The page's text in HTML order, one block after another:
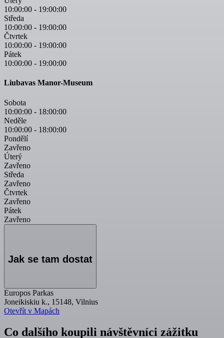
10:00:00 - 19:00:00
Středa
10:00:00 - 19:00:00
Čtvrtek
10:00:00 - 19:00:00
Pátek
10:00:00 - 19:00:00
Liubavas Manor-Museum
Sobota
10:00:00 - 18:00:00
Neděle
10:00:00 - 18:00:00
Pondělí
Zavřeno
Úterý
Zavřeno
Středa
Zavřeno
Čtvrtek
Zavřeno
Pátek
Zavřeno
Jak se tam dostat
Europos Parkas
Joneikiskiu k., 15148, Vilnius
Otevřít v Mapách
Co dalšího koupili návštěvníci zážitku